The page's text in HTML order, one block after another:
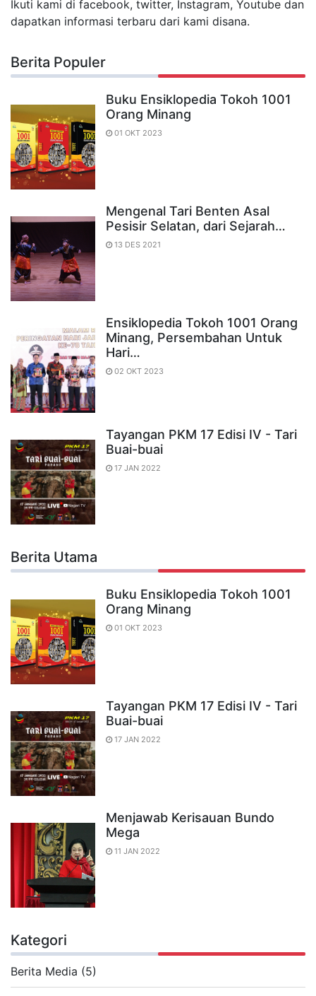
Ikuti kami di facebook, twitter, Instagram, Youtube dan
dapatkan informasi terbaru dari kami disana.
Berita Populer
Buku Ensiklopedia Tokoh 1001
Orang Minang
01 OKT 2023
Mengenal Tari Benten Asal
Pesisir Selatan, dari Sejarah…
13 DES 2021
Ensiklopedia Tokoh 1001 Orang
Minang, Persembahan Untuk
Hari…
02 OKT 2023
Tayangan PKM 17 Edisi IV - Tari
Buai-buai
17 JAN 2022
Berita Utama
Buku Ensiklopedia Tokoh 1001
Orang Minang
01 OKT 2023
Tayangan PKM 17 Edisi IV - Tari
Buai-buai
17 JAN 2022
Menjawab Kerisauan Bundo
Mega
11 JAN 2022
Kategori
Berita Media (5)